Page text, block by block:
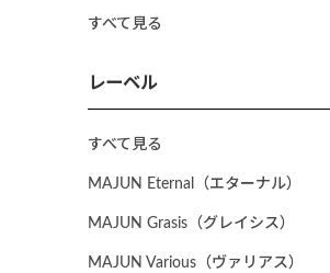
すべて見る
レーベル
すべて見る
MAJUN Eternal（エターナル）
MAJUN Grasis（グレイシス）
MAJUN Various（ヴァリアス）